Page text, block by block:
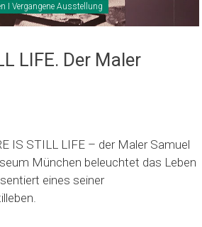
I Vergangene Ausstellung
LIFE. Der Maler
IS STILL LIFE – der Maler Samuel
München beleuchtet das Leben
eines seiner